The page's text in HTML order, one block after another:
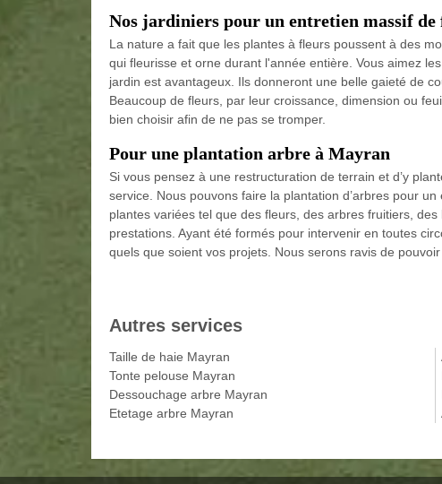
Nos jardiniers pour un entretien massif de
La nature a fait que les plantes à fleurs poussent à des
qui fleurisse et orne durant l'année entière. Vous aimez
jardin est avantageux. Ils donneront une belle gaieté de
Beaucoup de fleurs, par leur croissance, dimension ou
bien choisir afin de ne pas se tromper.
Pour une plantation arbre à Mayran
Si vous pensez à une restructuration de terrain et d’y
service. Nous pouvons faire la plantation d’arbres pour
plantes variées tel que des fleurs, des arbres fruitiers,
prestations. Ayant été formés pour intervenir en toutes
quels que soient vos projets. Nous serons ravis de pouvoir
Autres services
Taille de haie Mayran
Tonte pelouse Mayran
Dessouchage arbre Mayran
Etetage arbre Mayran